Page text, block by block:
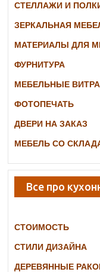
СТЕЛЛАЖИ И
ЗЕРКАЛЬНАЯ
МАТЕРИАЛЫ ДЛЯ
ФУРНИТУРА
МЕБЕЛЬНЫЕ
ФОТОПЕЧАТЬ
ДВЕРИ НА ЗАКАЗ
МЕБЕЛЬ СО
Все про
СТОИМОСТЬ
СТИЛИ ДИЗАЙНА
ДЕРЕВЯННЫЕ